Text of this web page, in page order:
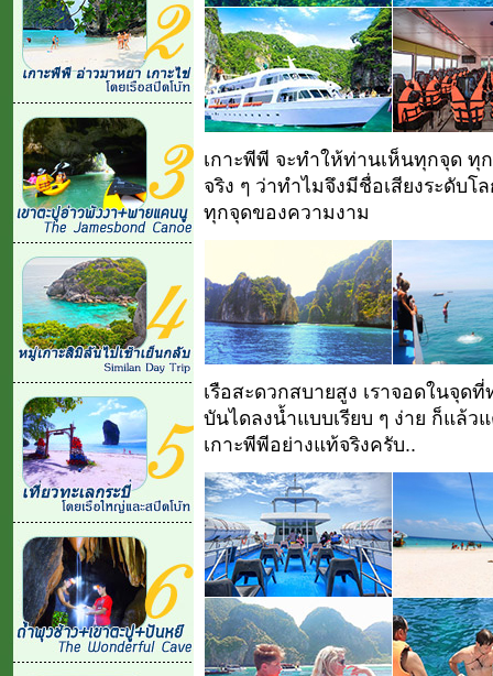
เกาะพีพี จะทำให้ท่านเห็นทุกจุด ทุ
จริง ๆ ว่าทำไมจึงมีชื่อเสียงระดับ
ทุกจุดของความงาม
เรือสะดวกสบายสูง เราจอดในจุด
บันไดลงน้ำแบบเรียบ ๆ ง่าย ก็แล้
เกาะพีพีอย่างแท้จริงครับ..